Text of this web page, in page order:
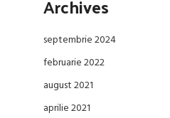
Archives
septembrie 2024
februarie 2022
august 2021
aprilie 2021